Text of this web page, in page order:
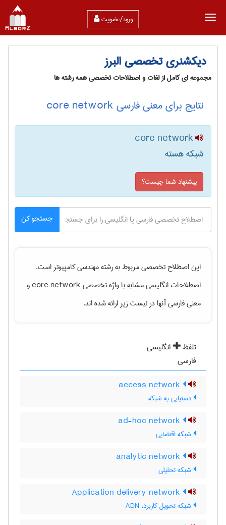
ورود/عضویت
دیکشنری تخصصی البرز
مجموعه ای کامل از لغات و اصطلاحات تخصصی همه رشته ها
نتایج برای معنی فارسی core network
core network
شبکه هسته
پیشنهاد شما چیست؟
جستجو کن
این اصطلاح تخصصی مربوط به رشتهمهندسی كامپيوتراست.
اصطلاحات انگلیسی مشابه با واژه تخصصیcore networkو
معنی فارسی آنها در لیست زیر ارائه شده اند.
تلفظ
انگلیسی
فارسی
دستیابی به شبکه
شبکه اقتضایی
شبکه تحلیلی
شبکه تحویل کاربرد، ADN